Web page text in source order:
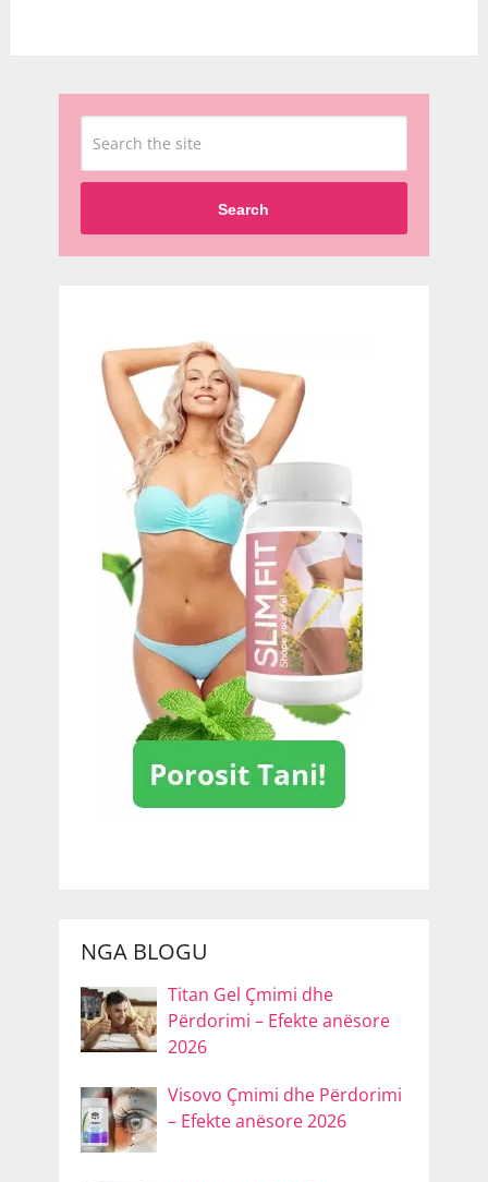
Search
NGA BLOGU
Titan Gel Çmimi dhe
Përdorimi – Efekte anësore
2026
Visovo Çmimi dhe Përdorimi
– Efekte anësore 2026